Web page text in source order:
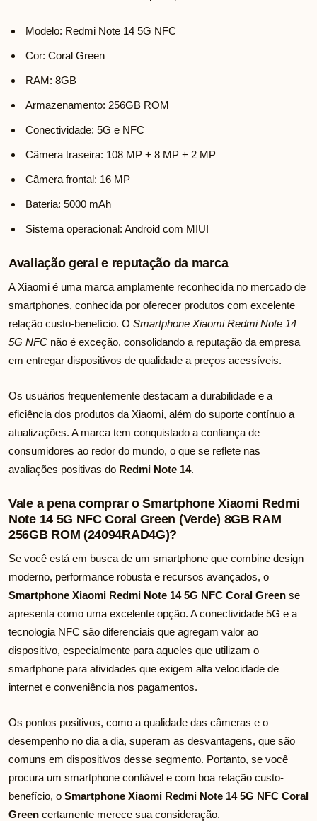
Modelo: Redmi Note 14 5G NFC
Cor: Coral Green
RAM: 8GB
Armazenamento: 256GB ROM
Conectividade: 5G e NFC
Câmera traseira: 108 MP + 8 MP + 2 MP
Câmera frontal: 16 MP
Bateria: 5000 mAh
Sistema operacional: Android com MIUI
Avaliação geral e reputação da marca
A Xiaomi é uma marca amplamente reconhecida no mercado de
smartphones, conhecida por oferecer produtos com excelente
relação custo-benefício. O Smartphone Xiaomi Redmi Note 14
5G NFC não é exceção, consolidando a reputação da empresa
em entregar dispositivos de qualidade a preços acessíveis.
Os usuários frequentemente destacam a durabilidade e a
eficiência dos produtos da Xiaomi, além do suporte contínuo a
atualizações. A marca tem conquistado a confiança de
consumidores ao redor do mundo, o que se reflete nas
avaliações positivas do Redmi Note 14.
Vale a pena comprar o Smartphone Xiaomi Redmi
Note 14 5G NFC Coral Green (Verde) 8GB RAM
256GB ROM (24094RAD4G)?
Se você está em busca de um smartphone que combine design
moderno, performance robusta e recursos avançados, o
Smartphone Xiaomi Redmi Note 14 5G NFC Coral Green se
apresenta como uma excelente opção. A conectividade 5G e a
tecnologia NFC são diferenciais que agregam valor ao
dispositivo, especialmente para aqueles que utilizam o
smartphone para atividades que exigem alta velocidade de
internet e conveniência nos pagamentos.
Os pontos positivos, como a qualidade das câmeras e o
desempenho no dia a dia, superam as desvantagens, que são
comuns em dispositivos desse segmento. Portanto, se você
procura um smartphone confiável e com boa relação custo-
benefício, o Smartphone Xiaomi Redmi Note 14 5G NFC Coral
Green certamente merece sua consideração.